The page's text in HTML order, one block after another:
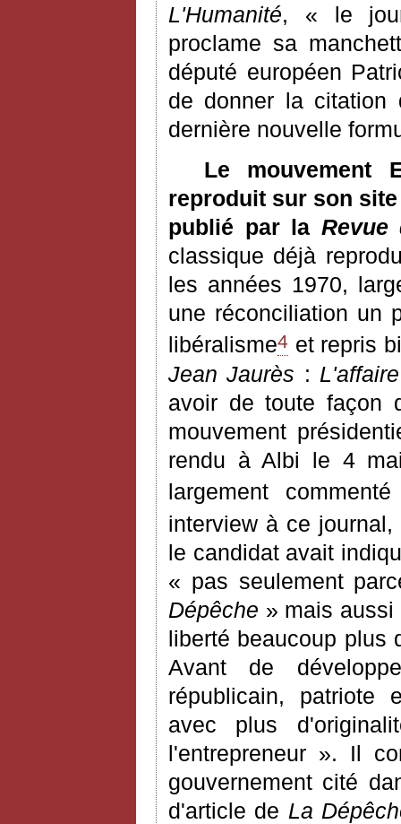
L'Humanité, « le
proclame sa
député européen
de donner la citation
dernière nouvelle
Le mouvement
reproduit sur son
publié par la
classique déjà
les années 1970,
une réconciliation un
libéralisme4 et repris
Jean Jaurès :
avoir de toute façon
mouvement
rendu à Albi le 4
largement
interview à ce
le candidat avait
« pas seulement
Dépêche » mais aussi
liberté beaucoup plus
Avant de
républicain, patriote
avec plus
l'entrepreneur ». Il
gouvernement cité
d'article de La